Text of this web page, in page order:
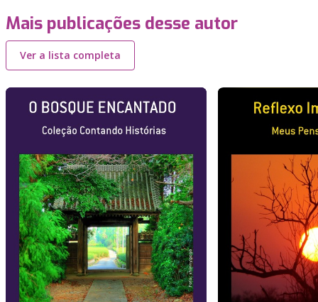
Mais publicações desse autor
Ver a lista completa